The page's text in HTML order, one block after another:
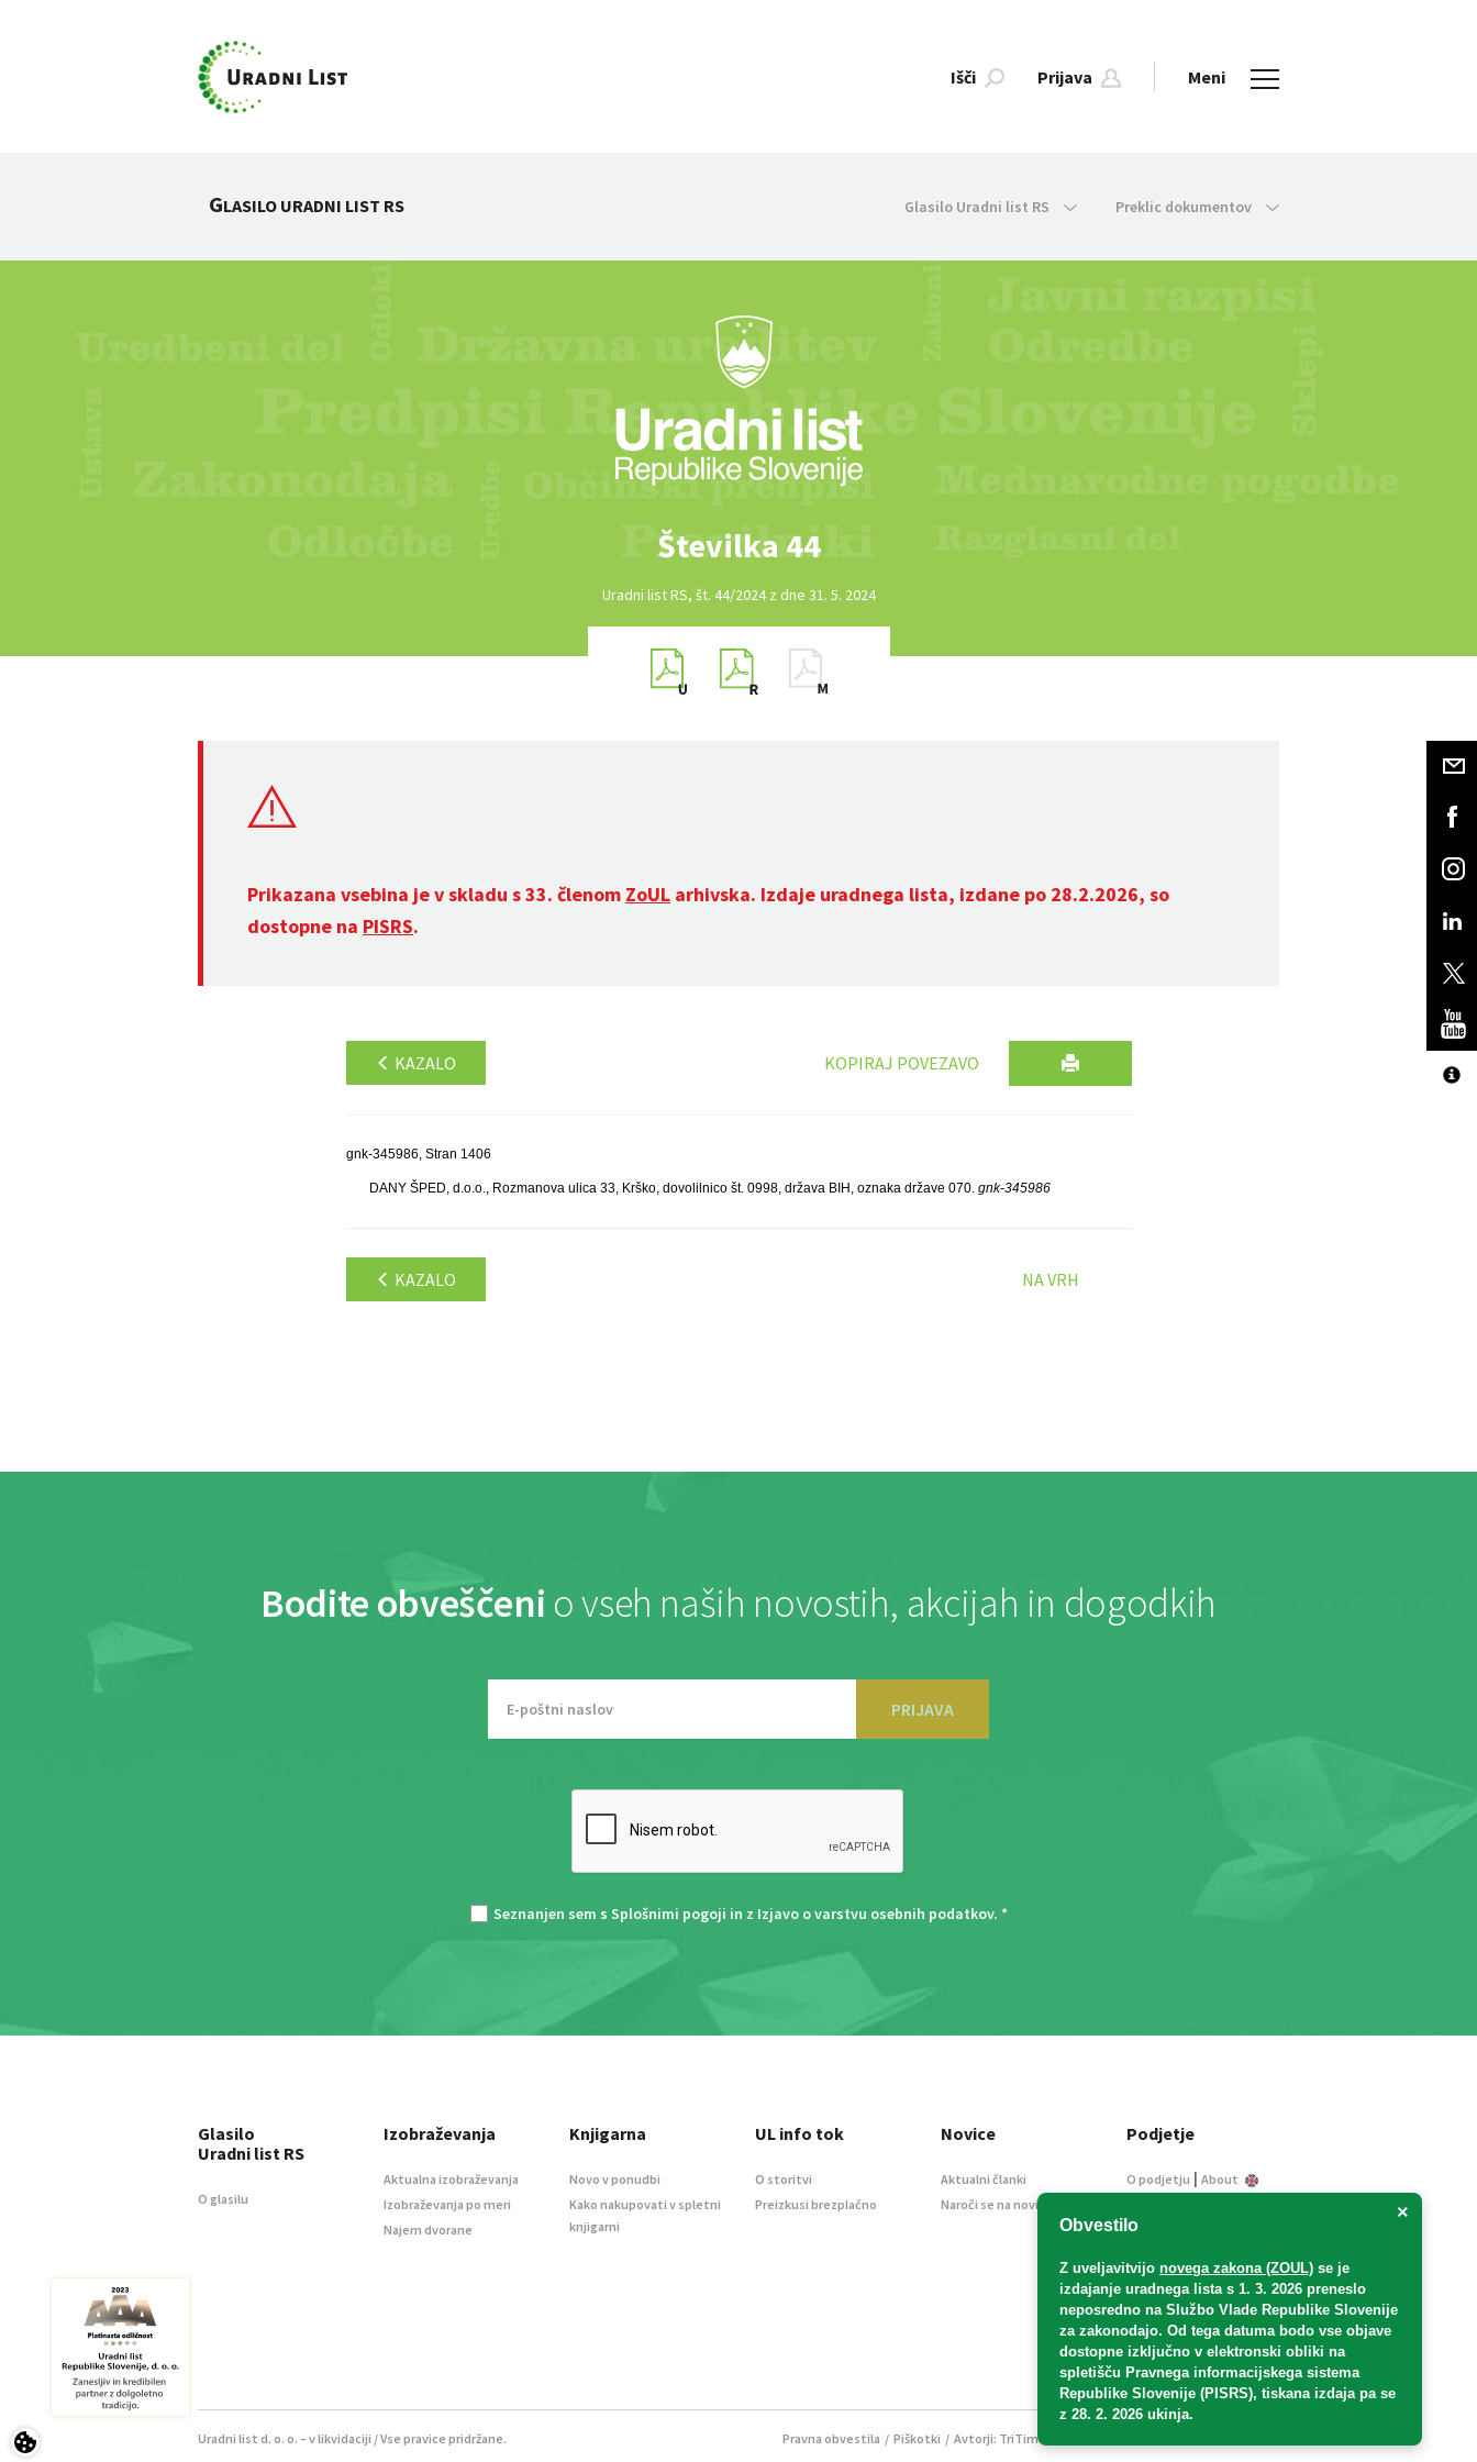
Išči Prijava Meni
GLASILO URADNI LIST RS Glasilo Uradni list RS Preklic dokumentov
Številka 44
Uradni list RS, št. 44/2024 z dne 31. 5. 2024
Prikazana vsebina je v skladu s 33. členom ZoUL arhivska. Izdaje uradnega lista, izdane po 28.2.2026, so
dostopne na PISRS.
KAZALO KOPIRAJ POVEZAVO
gnk-345986, Stran 1406
DANY ŠPED, d.o.o., Rozmanova ulica 33, Krško, dovolilnico št. 0998, država BIH, oznaka države 070.gnk-345986
KAZALO NA VRH
Bodite obveščeni o vseh naših novostih, akcijah in dogodkih
PRIJAVA
Seznanjen sem s Splošnimi pogoji in z Izjavo o varstvu osebnih podatkov. *
×
Obvestilo
Z uveljavitvijo novega zakona (ZOUL) se je
izdajanje uradnega lista s 1. 3. 2026 preneslo
neposredno na Službo Vlade Republike Slovenije
za zakonodajo. Od tega datuma bodo vse objave
dostopne izključno v elektronski obliki na
spletišču Pravnega informacijskega sistema
Republike Slovenije (PISRS), tiskana izdaja pa se
z 28. 2. 2026 ukinja.
Glasilo
Uradni list RS
O glasilu
Izobraževanja
Aktualna izobraževanja
Izobraževanja po meri
Najem dvorane
Knjigarna
Novo v ponudbi
Kako nakupovati v spletni
knjigarni
UL info tok
O storitvi
Preizkusi brezplačno
Novice
Aktualni članki
Naroči se na novice
Podjetje
O podjetju | About
Informacije javnega
Oglaševanje
Splošni pogoji
Izjava o varstvu osebnih
podatkov
E-dražbe
Uradni list d. o. o. – v likvidaciji / Vse pravice pridržane. Pravna obvestila / Piškotki / Avtorji: TriTim spletna agencija